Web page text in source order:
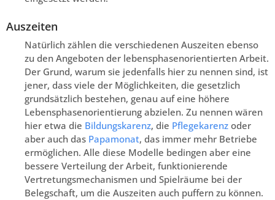
Auszeiten
Natürlich zählen die verschiedenen Auszeiten ebenso
zu den Angeboten der lebensphasenorientierten Arbeit.
Der Grund, warum sie jedenfalls hier zu nennen sind, ist
jener, dass viele der Möglichkeiten, die gesetzlich
grundsätzlich bestehen, genau auf eine höhere
Lebensphasenorientierung abzielen. Zu nennen wären
hier etwa die Bildungskarenz, die Pflegekarenz oder
aber auch das Papamonat, das immer mehr Betriebe
ermöglichen. Alle diese Modelle bedingen aber eine
bessere Verteilung der Arbeit, funktionierende
Vertretungsmechanismen und Spielräume bei der
Belegschaft, um die Auszeiten auch puffern zu können.